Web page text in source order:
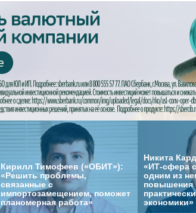
Кирилл Тимофеев («ОБИТ»):
«Решить проблемы,
связанные с
импортозамещением, поможет
планомерная работа»
Никита
«ИТ-сфера
одним из
повышения
экономики»